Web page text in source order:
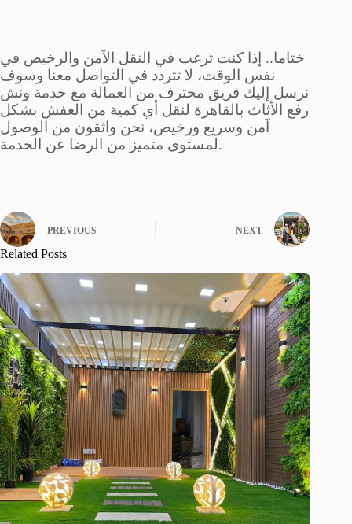
ختاما.. إذا كنت ترغب في النقل الآمن والرخيص في
نفس الوقت، لا تتردد في التواصل معنا وسوف
نرسل إليك فريق محترف من العمالة مع خدمة ونش
رفع الأثاث بالقاهرة لنقل أي كمية من العفش بشكل
آمن وسريع ورخيص، نحن واثقون من الوصول
لمستوى متميز من الرضا عن الخدمة.
PREVIOUS NEXT
Related Posts